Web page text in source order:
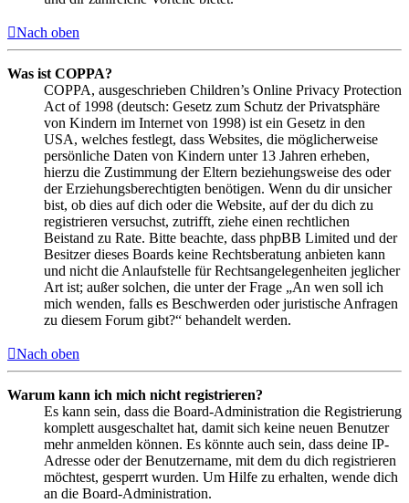
Nach oben
Was ist COPPA?
COPPA, ausgeschrieben Children’s Online Privacy Protection
Act of 1998 (deutsch: Gesetz zum Schutz der Privatsphäre
von Kindern im Internet von 1998) ist ein Gesetz in den
USA, welches festlegt, dass Websites, die möglicherweise
persönliche Daten von Kindern unter 13 Jahren erheben,
hierzu die Zustimmung der Eltern beziehungsweise des oder
der Erziehungsberechtigten benötigen. Wenn du dir unsicher
bist, ob dies auf dich oder die Website, auf der du dich zu
registrieren versuchst, zutrifft, ziehe einen rechtlichen
Beistand zu Rate. Bitte beachte, dass phpBB Limited und der
Besitzer dieses Boards keine Rechtsberatung anbieten kann
und nicht die Anlaufstelle für Rechtsangelegenheiten jeglicher
Art ist; außer solchen, die unter der Frage „An wen soll ich
mich wenden, falls es Beschwerden oder juristische Anfragen
zu diesem Forum gibt?“ behandelt werden.
Nach oben
Warum kann ich mich nicht registrieren?
Es kann sein, dass die Board-Administration die Registrierung
komplett ausgeschaltet hat, damit sich keine neuen Benutzer
mehr anmelden können. Es könnte auch sein, dass deine IP-
Adresse oder der Benutzername, mit dem du dich registrieren
möchtest, gesperrt wurden. Um Hilfe zu erhalten, wende dich
an die Board-Administration.